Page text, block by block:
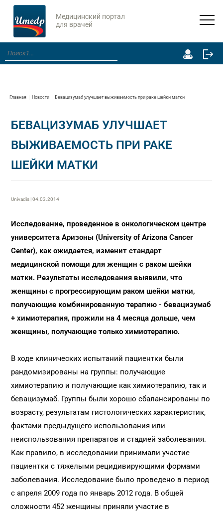
Медицинский портал
для врачей
Главная Новости Бевацизумаб улучшает выживаемость при раке шейки матки
БЕВАЦИЗУМАБ УЛУЧШАЕТ
ВЫЖИВАЕМОСТЬ ПРИ РАКЕ
ШЕЙКИ МАТКИ
Univadis | 04.03.2014
Исследование, проведенное в онкологическом центре
университета Аризоны (University of Arizona Cancer
Center), как ожидается, изменит стандарт
медицинской помощи для женщин с раком шейки
матки. Результаты исследования выявили, что
женщины с прогрессирующим раком шейки матки,
получающие комбинированную терапию - бевацизумаб
+ химиотерапия, прожили на 4 месяца дольше, чем
женщины, получающие только химиотерапию.
В ходе клинических испытаний пациентки были
рандомизированы на группы: получающие
химиотерапию и получающие как химиотерапию, так и
бевацизумаб. Группы были хорошо сбалансированы по
возрасту, результатам гистологических характеристик,
фактами предыдущего использования или
неиспользования препаратов и стадией заболевания.
Как правило, в исследовании принимали участие
пациентки с тяжелыми рецидивирующими формами
заболевания. Исследование было проведено в период
с апреля 2009 года по январь 2012 года. В общей
сложности 452 женщины приняли участие в